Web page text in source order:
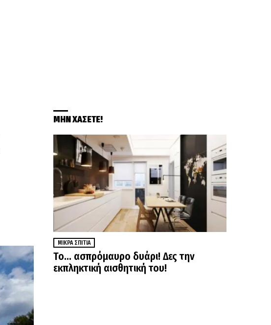
ΜΗΝ ΧΑΣΕΤΕ!
ΜΙΚΡΆ ΣΠΊΤΙΑ
Το… ασπρόμαυρο δυάρι! Δες την
εκπληκτική αισθητική του!